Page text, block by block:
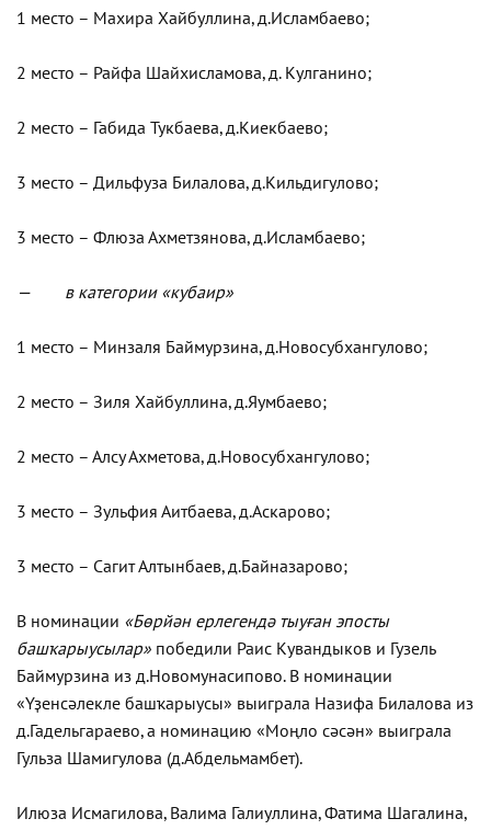
1 место – Махира Хайбуллина, д.Исламбаево;
2 место – Райфа Шайхисламова, д. Кулганино;
2 место – Габида Тукбаева, д.Киекбаево;
3 место – Дильфуза Билалова, д.Кильдигулово;
3 место – Флюза Ахметзянова, д.Исламбаево;
— в категории «кубаир»
1 место – Минзаля Баймурзина, д.Новосубхангулово;
2 место – Зиля Хайбуллина, д.Яумбаево;
2 место – Алсу Ахметова, д.Новосубхангулово;
3 место – Зульфия Аитбаева, д.Аскарово;
3 место – Сагит Алтынбаев, д.Байназарово;
В номинации «Бөрйән ерлегендә тыуған эпосты
башҡарыусылар» победили Раис Кувандыков и Гузель
Баймурзина из д.Новомунасипово. В номинации
«Үҙенсәлекле башҡарыусы» выиграла Назифа Билалова из
д.Гадельгараево, а номинацию «Моңло сәсән» выиграла
Гульза Шамигулова (д.Абдельмамбет).
Илюза Исмагилова, Валима Галиуллина, Фатима Шагалина,